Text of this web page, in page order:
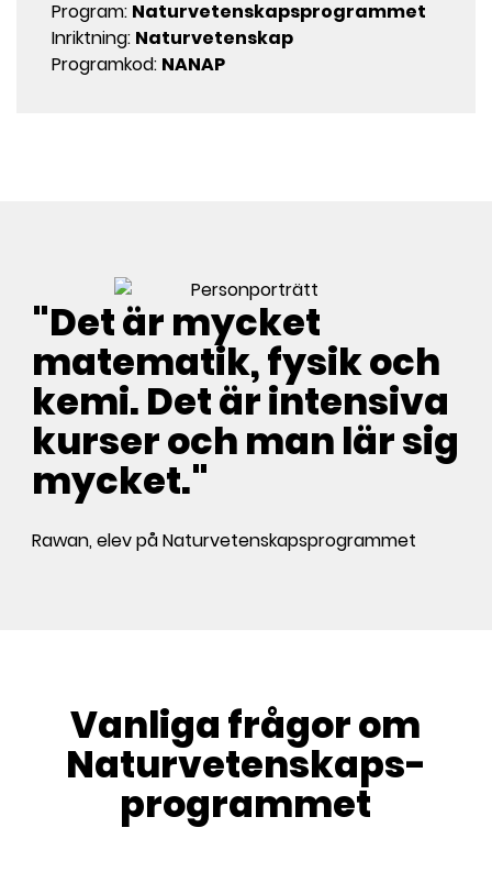
Program: Naturvetenskapsprogrammet
Inriktning: Naturvetenskap
Programkod: NANAP
"Det är mycket
matematik, fysik och
kemi. Det är intensiva
kurser och man lär sig
mycket."
Rawan, elev på Naturvetenskapsprogrammet
Vanliga frågor om
Naturvetenskaps­
programmet